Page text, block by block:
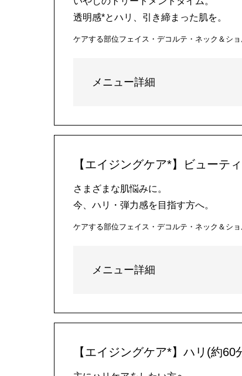
透明感*とハリ、引き締まった肌を。
ケアする部位フェイス・デコルテ・ネック＆シ
メニュー詳細
【エイジングケア*】ビューテ
さまざまな肌悩みに。
今、ハリ・弾力感を目指す方へ。
ケアする部位フェイス・デコルテ・ネック＆シ
メニュー詳細
【エイジングケア*】ハリ(約60